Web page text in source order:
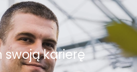
swoją karierę